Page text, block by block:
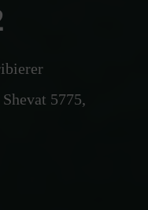
5775,